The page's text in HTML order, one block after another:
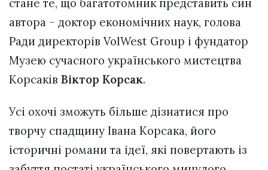
стане те, що багатотомник представить син
автора – доктор економічних наук, голова
Ради директорів VolWest Group і фундатор
Музею сучасного українського мистецтва
Корсаків Віктор Корсак.
Усі охочі зможуть більше дізнатися про
творчу спадщину Івана Корсака, його
історичні романи та ідеї, які повертають із